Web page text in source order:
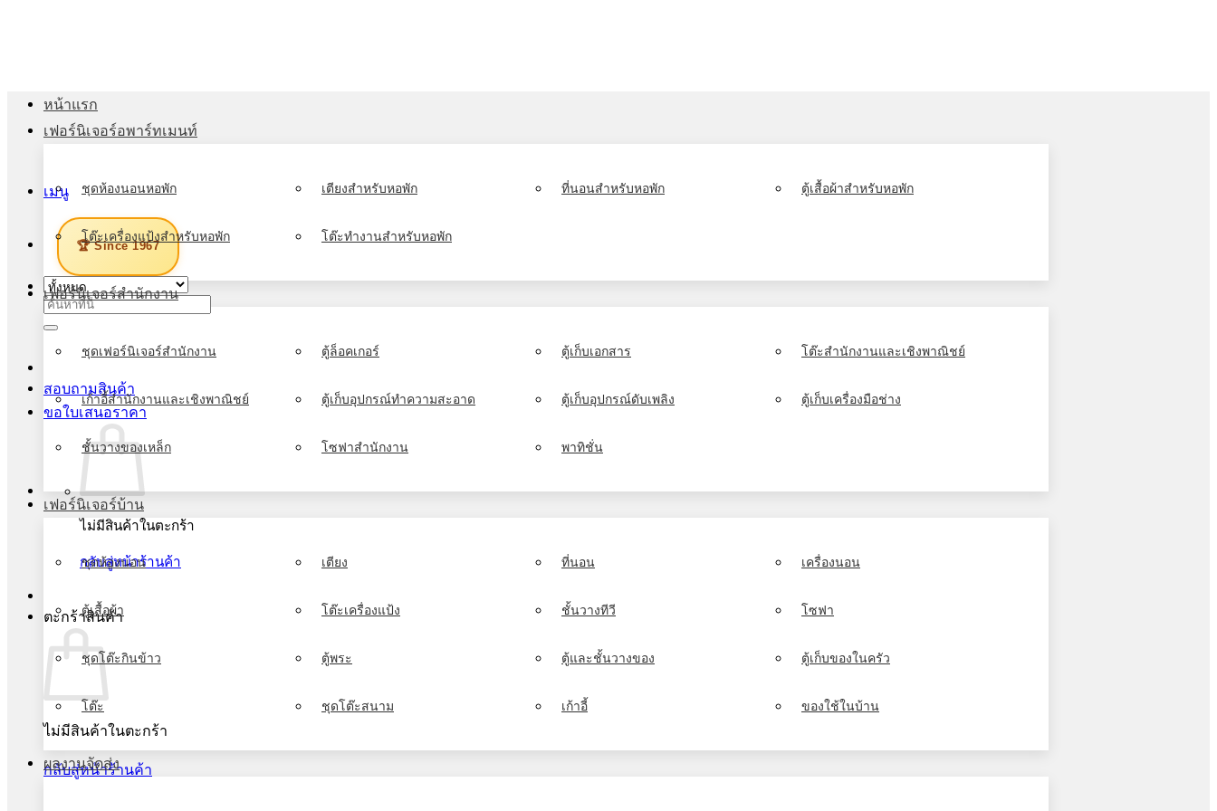
เมนู
🏆 Since 1967
ค้นหา:
สอบถามสินค้า
ขอใบเสนอราคา
ไม่มีสินค้าในตะกร้า
กลับสู่หน้าร้านค้า
ตะกร้าสินค้า
ไม่มีสินค้าในตะกร้า
กลับสู่หน้าร้านค้า
หน้าแรก
เฟอร์นิเจอร์อพาร์ทเมนท์
ชุดห้องนอนหอพัก เตียงสำหรับหอพัก ที่นอนสำหรับหอพัก ตู้เสื้อผ้าสำหรับหอพัก
โต๊ะเครื่องแป้งสำหรับหอพัก โต๊ะทำงานสำหรับหอพัก
เฟอร์นิเจอร์สำนักงาน
ชุดเฟอร์นิเจอร์สำนักงาน ตู้ล็อคเกอร์ ตู้เก็บเอกสาร โต๊ะสำนักงานและเชิงพาณิชย์
เก้าอี้สำนักงานและเชิงพาณิชย์ ตู้เก็บอุปกรณ์ทำความสะอาด ตู้เก็บอุปกรณ์ดับเพลิง ตู้เก็บเครื่องมือช่าง
ชั้นวางของเหล็ก โซฟาสำนักงาน พาทิชั่น
เฟอร์นิเจอร์บ้าน
ชุดห้องนอน เตียง ที่นอน เครื่องนอน
ตู้เสื้อผ้า โต๊ะเครื่องแป้ง ชั้นวางทีวี โซฟา
ชุดโต๊ะกินข้าว ตู้พระ ตู้และชั้นวางของ ตู้เก็บของในครัว
โต๊ะ ชุดโต๊ะสนาม เก้าอี้ ของใช้ในบ้าน
ผลงานจัดส่ง